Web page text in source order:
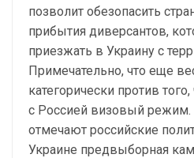
позволит обезопасить
прибытия диверсантов,
приезжать в Украину с
Примечательно, что еще
категорически против
с Россией визовый режим.
отмечают российские
Украине предвыборная